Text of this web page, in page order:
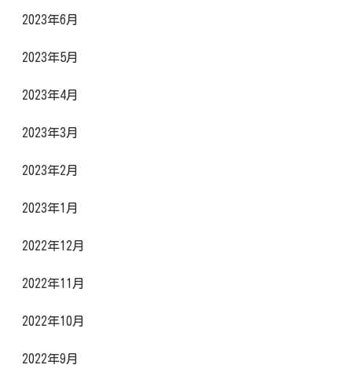
2023年6月
2023年5月
2023年4月
2023年3月
2023年2月
2023年1月
2022年12月
2022年11月
2022年10月
2022年9月